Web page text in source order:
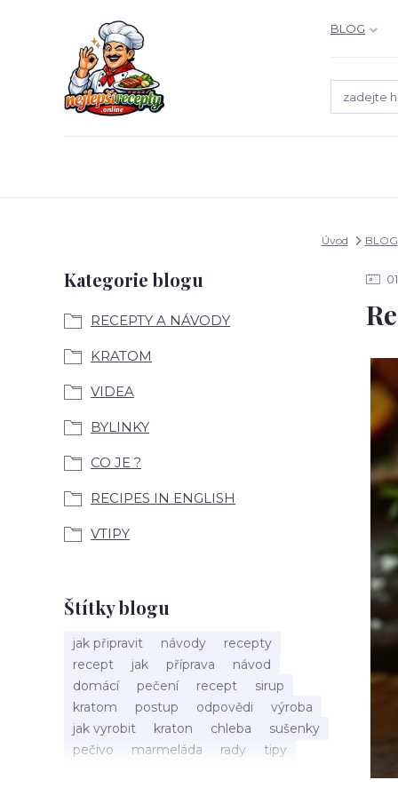
BLOG
Úvod BLOG
Kategorie blogu
RECEPTY A NÁVODY
KRATOM
VIDEA
BYLINKY
CO JE ?
RECIPES IN ENGLISH
VTIPY
Štítky blogu
jak připravit návody
recepty
recept
jak příprava
návod
domácí
pečení recept
sirup
kratom
postup odpovědi
výroba
jak vyrobit
kraton chleba
sušenky
pečivo
marmeláda rady
tipy
01